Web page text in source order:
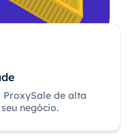
de alta
negócio.